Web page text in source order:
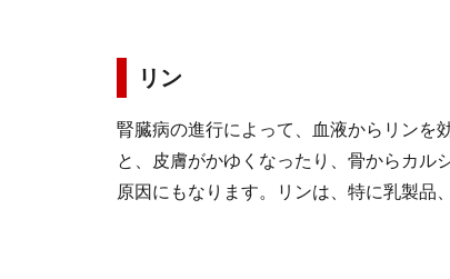
リン
腎臓病の進行によって、血液からリンを
と、皮膚がかゆくなったり、骨からカル
原因にもなります。リンは、特に乳製品